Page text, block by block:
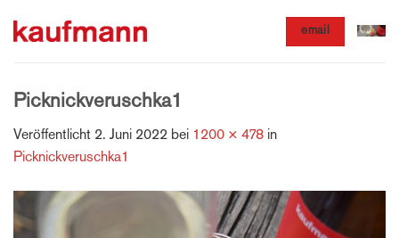
Inhalt
email
Picknickveruschka1
Veröffentlicht 2. Juni 2022 bei 1200 × 478 in
Picknickveruschka1